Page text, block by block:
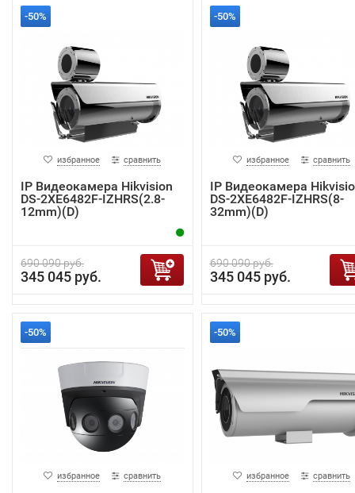
-50%
избранное сравнить
IP Видеокамера Hikvision
DS-2XE6482F-IZHRS(2.8-
12mm)(D)
690 090 руб.
345 045 руб.
-50%
избранное сравнить
IP Видеокамера
DS-2XE6482F-IZHRS(8-
32mm)(D)
690 090 руб.
345 045 руб.
-50%
избранное сравнить
-50%
избранное сравнить